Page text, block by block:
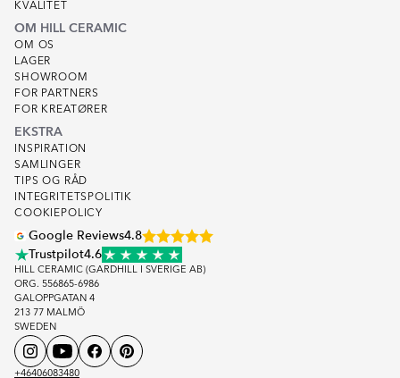
KVALITET
OM HILL CERAMIC
OM OS
LAGER
SHOWROOM
FOR PARTNERS
FOR KREATØRER
EKSTRA
INSPIRATION
SAMLINGER
TIPS OG RÅD
INTEGRITETSPOLITIK
COOKIEPOLICY
Google Reviews4.8
Trustpilot4.6
HILL CERAMIC (GARDHILL I SVERIGE AB)
ORG. 556865-6986
GALOPPGATAN 4
213 77 MALMÖ
SWEDEN
+46406083480